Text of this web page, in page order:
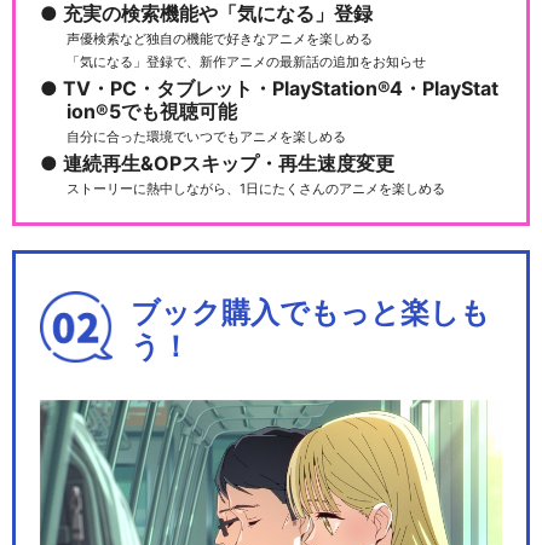
充実の検索機能や「気になる」登録
声優検索など独自の機能で好きなアニメを楽しめる
「気になる」登録で、新作アニメの最新話の追加をお知らせ
TV・PC・タブレット・PlayStation®4・PlayStat
ion®5でも視聴可能
自分に合った環境でいつでもアニメを楽しめる
連続再生&OPスキップ・再生速度変更
ストーリーに熱中しながら、1日にたくさんのアニメを楽しめる
ブック購入でもっと楽しも
う！